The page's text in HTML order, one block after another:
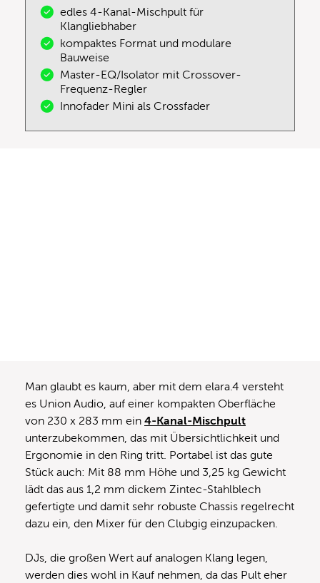
edles 4-Kanal-Mischpult für
Klangliebhaber
kompaktes Format und modulare
Bauweise
Master-EQ/Isolator mit Crossover-
Frequenz-Regler
Innofader Mini als Crossfader
Man glaubt es kaum, aber mit dem elara.4 versteht
es Union Audio, auf einer kompakten Oberfläche
von 230 x 283 mm ein 4-Kanal-Mischpult
unterzubekommen, das mit Übersichtlichkeit und
Ergonomie in den Ring tritt. Portabel ist das gute
Stück auch: Mit 88 mm Höhe und 3,25 kg Gewicht
lädt das aus 1,2 mm dickem Zintec-Stahlblech
gefertigte und damit sehr robuste Chassis regelrecht
dazu ein, den Mixer für den Clubgig einzupacken.
DJs, die großen Wert auf analogen Klang legen,
werden dies wohl in Kauf nehmen, da das Pult eher